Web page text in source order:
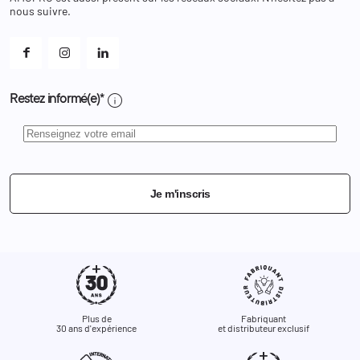
Et les cookies ?
nous suivre.
Restez informé(e)* info
Je m'inscris
Plus de
30 ans d'expérience
Fabriquant
et distributeur exclusif